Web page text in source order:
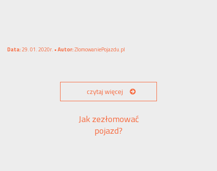
Data:29. 01. 2020r. •Autor:ZlomowaniePojazdu.pl
czytaj więcej
Jak zezłomować
pojazd?